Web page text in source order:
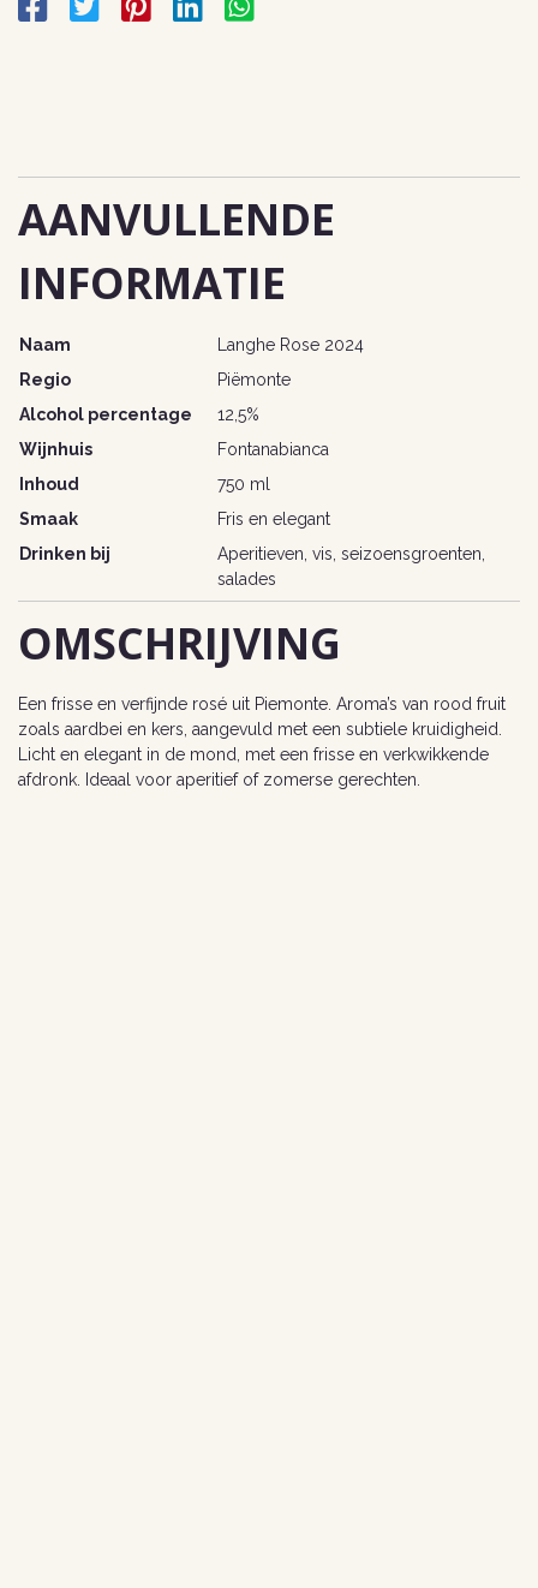
AANVULLENDE
INFORMATIE
Naam
Langhe Rose 2024
Regio
Piëmonte
Alcohol percentage
12,5%
Wijnhuis
Fontanabianca
Inhoud
750 ml
Smaak
Fris en elegant
Drinken bij
Aperitieven, vis, seizoensgroenten,
salades
OMSCHRIJVING
Een frisse en verfijnde rosé uit Piemonte. Aroma’s van rood fruit
zoals aardbei en kers, aangevuld met een subtiele kruidigheid.
Licht en elegant in de mond, met een frisse en verkwikkende
afdronk. Ideaal voor aperitief of zomerse gerechten.